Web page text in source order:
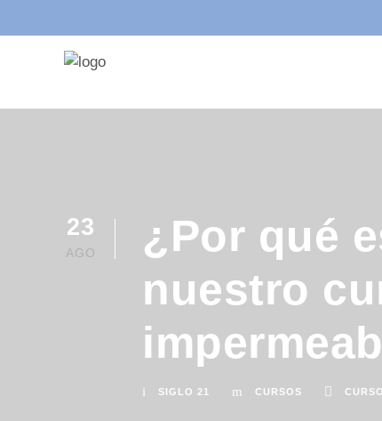
23
AGO
¿Por qué
nuestro
SIGLO 21 CURSOS